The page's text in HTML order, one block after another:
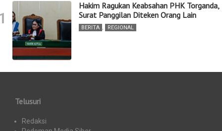
Hakim Ragukan Keabsahan PHK Torganda,
Surat Panggilan Diteken Orang Lain
BERITA , REGIONAL
Telusuri
Redaksi